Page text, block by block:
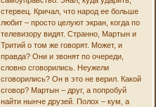
стервец. Кричал, что народ ее больше
любит – просто целуют экран, когда по
телевизору видят. Странно, Мартын и
Тритий о том же говорят. Может, и
правда? Они и звонят по очереди,
словно сговорились. Неужели
сговорились? Он в это не верил. Какой
сговор? Мартын – друг, а попробуй
найти нынче друзей. Полох – кум, а